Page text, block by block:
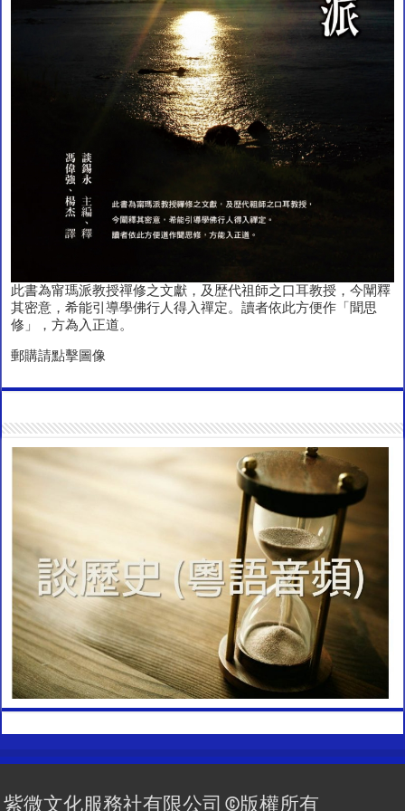
此書為甯瑪派教授禪修之文獻，及歴代祖師之口耳教授，今闡釋
其密意，希能引導學佛行人得入禪定。讀者依此方便作「聞思
修」，方為入正道。
郵購請點擊圖像
紫微文化服務社有限公司 ©版權所有